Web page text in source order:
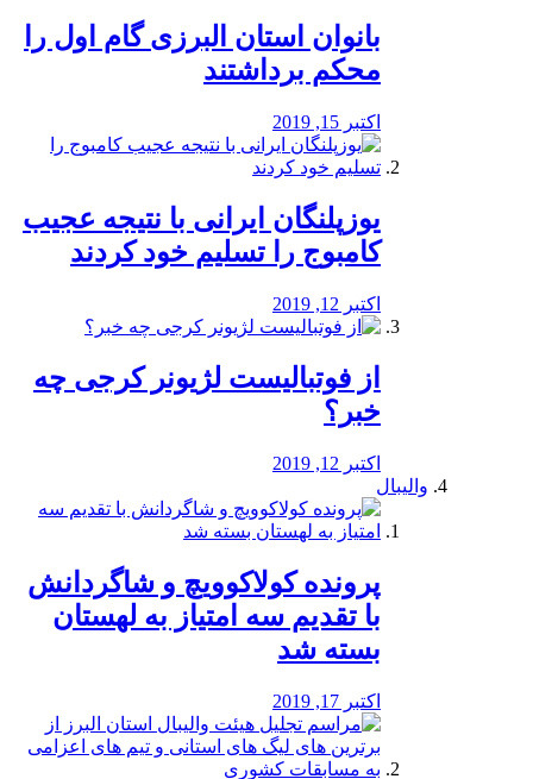
بانوان استان البرزی گام اول را
محكم برداشتند
اکتبر 15, 2019
یوزپلنگان ایرانی با نتیجه عجیب
کامبوج را تسلیم خود کردند
اکتبر 12, 2019
از فوتبالیست لژیونر کرجی چه
خبر؟
اکتبر 12, 2019
والیبال
پرونده کولاکوویچ و شاگردانش
با تقدیم سه امتیاز به لهستان
بسته شد
اکتبر 17, 2019